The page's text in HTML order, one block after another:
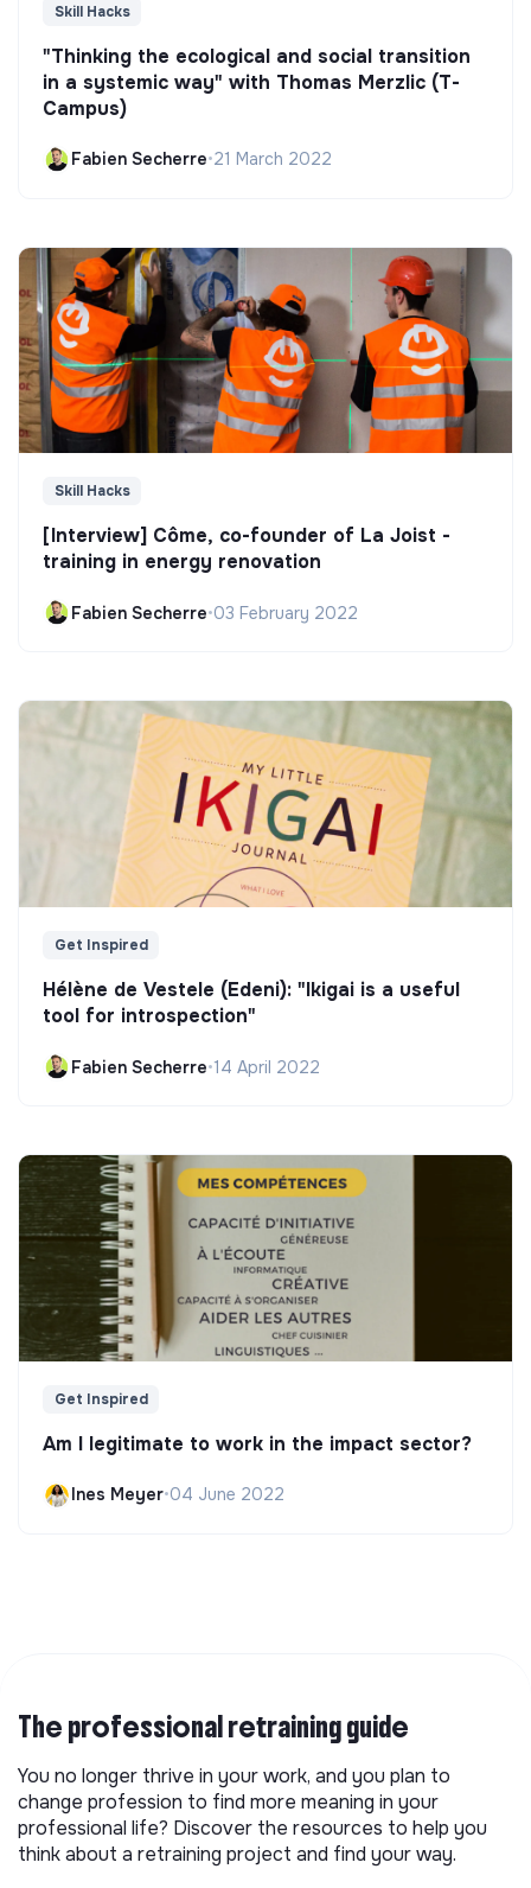
Skill Hacks
"Thinking the ecological and social transition
in a systemic way" with Thomas Merzlic (T-
Campus)
Fabien Secherre•21 March 2022
Skill Hacks
[Interview] Côme, co-founder of La Joist -
training in energy renovation
Fabien Secherre•03 February 2022
Get Inspired
Hélène de Vestele (Edeni): "Ikigai is a useful
tool for introspection"
Fabien Secherre•14 April 2022
Get Inspired
Am I legitimate to work in the impact sector?
Ines Meyer•04 June 2022
The professional retraining guide
You no longer thrive in your work, and you plan to
change profession to find more meaning in your
professional life? Discover the resources to help you
think about a retraining project and find your way.